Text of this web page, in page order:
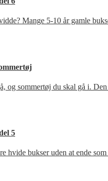
Mange 5-10 år gamle
og sommertøj du skal gå i.
5
hvide bukser uden at ende